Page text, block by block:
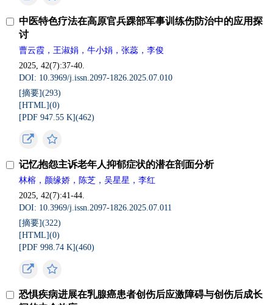
中医特色疗法在高原官兵踝部军事训练伤防治中的应用探
讨
曹云霞，王淑娟，牛小娟，张蕊，李俊
2025, 42(7):37-40.
DOI: 10.3969/j.issn.2097-1826.2025.07.010
[摘要](293)
[HTML](0)
[PDF 947.55 K](462)
记忆抱怨主诉老年人抑郁症状的潜在剖面分析
林榕，颜缘娇，陈芝，吴星星，李红
2025, 42(7):41-44.
DOI: 10.3969/j.issn.2097-1826.2025.07.011
[摘要](322)
[HTML](0)
[PDF 998.74 K](460)
恐惧疾病进展在乳腺癌患者创伤后应激障碍与创伤后成长